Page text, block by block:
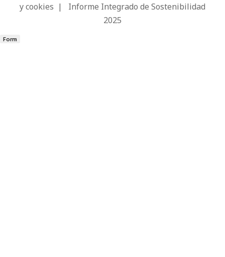
y cookies | Informe Integrado de Sostenibilidad
2025
Form